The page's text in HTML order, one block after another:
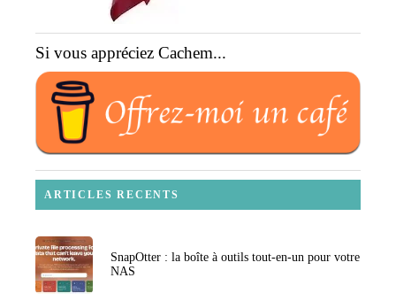
Si vous appréciez Cachem...
ARTICLES RECENTS
SnapOtter : la boîte à outils tout-en-un pour votre
NAS